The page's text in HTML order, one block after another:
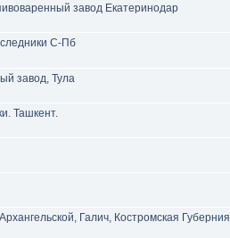
завод Екатеринодар
С-Пб
завод, Тула
Ташкент.
Галич, Костромская Губерния.